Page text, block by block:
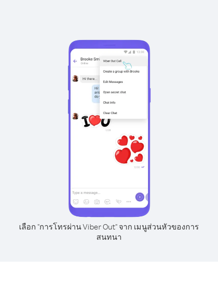
เลือก "การโทรผ่าน Viber Out" จาก เมนูส่วนหัวของการ
สนทนา